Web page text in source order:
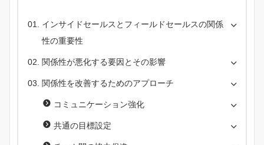
インサイドセールスとフィールドセールスの関係
性の重要性
関係性が悪化する要因とその影響
関係性を改善するためのアプローチ
コミュニケーション強化
共通の目標設定